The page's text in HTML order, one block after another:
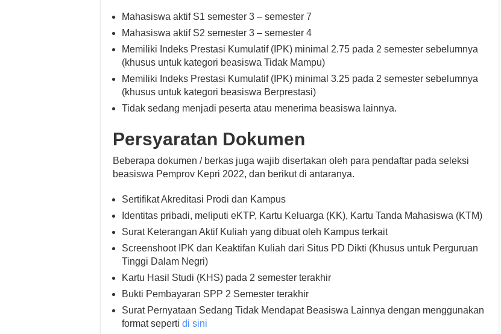
Mahasiswa aktif S1 semester 3 – semester 7
Mahasiswa aktif S2 semester 3 – semester 4
Memiliki Indeks Prestasi Kumulatif (IPK) minimal 2.75 pada 2 semester sebelumnya
(khusus untuk kategori beasiswa Tidak Mampu)
Memiliki Indeks Prestasi Kumulatif (IPK) minimal 3.25 pada 2 semester sebelumnya
(khusus untuk kategori beasiswa Berprestasi)
Tidak sedang menjadi peserta atau menerima beasiswa lainnya.
Persyaratan Dokumen
Beberapa dokumen / berkas juga wajib disertakan oleh para pendaftar pada seleksi
beasiswa Pemprov Kepri 2022, dan berikut di antaranya.
Sertifikat Akreditasi Prodi dan Kampus
Identitas pribadi, meliputi eKTP, Kartu Keluarga (KK), Kartu Tanda Mahasiswa (KTM)
Surat Keterangan Aktif Kuliah yang dibuat oleh Kampus terkait
Screenshoot IPK dan Keaktifan Kuliah dari Situs PD Dikti (Khusus untuk Perguruan
Tinggi Dalam Negri)
Kartu Hasil Studi (KHS) pada 2 semester terakhir
Bukti Pembayaran SPP 2 Semester terakhir
Surat Pernyataan Sedang Tidak Mendapat Beasiswa Lainnya dengan menggunakan
format seperti di sini